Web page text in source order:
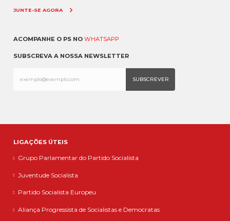
JUNTE-SE AGORA
ACOMPANHE O PS NO WHATSAPP
SUBSCREVA A NOSSA NEWSLETTER
LIGAÇÕES ÚTEIS
Grupo Parlamentar do Partido Socialista
Juventude Socialista
Partido Socialista Europeu
Aliança Progressista de Socialistas e Democratas